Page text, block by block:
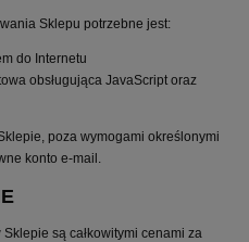
Sklepu potrzebne jest:
do Internetu
obsługująca JavaScript oraz
poza wymogami określonymi
konto e-mail.
są całkowitymi cenami za